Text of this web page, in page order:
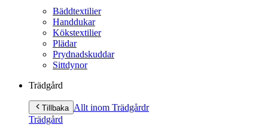
Bäddtextilier
Handdukar
Kökstextilier
Plädar
Prydnadskuddar
Sittdynor
Trädgård
Tillbaka Allt inom Trädgårdr
Trädgård